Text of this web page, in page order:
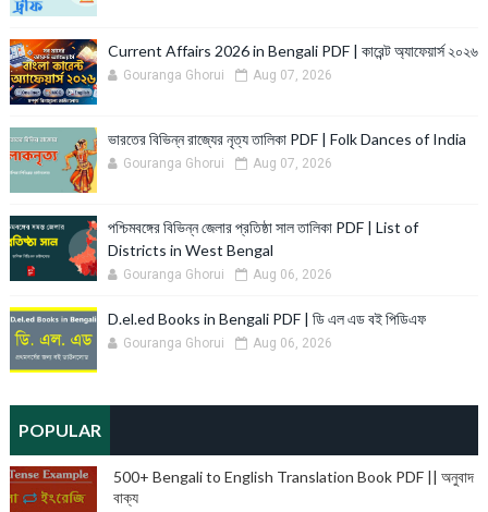
Current Affairs 2026 in Bengali PDF | কারেন্ট অ্যাফেয়ার্স ২০২৬
Gouranga Ghorui Aug 07, 2026
ভারতের বিভিন্ন রাজ্যের নৃত্য তালিকা PDF | Folk Dances of India
Gouranga Ghorui Aug 07, 2026
পশ্চিমবঙ্গের বিভিন্ন জেলার প্রতিষ্ঠা সাল তালিকা PDF | List of
Districts in West Bengal
Gouranga Ghorui Aug 06, 2026
D.el.ed Books in Bengali PDF | ডি এল এড বই পিডিএফ
Gouranga Ghorui Aug 06, 2026
POPULAR
500+ Bengali to English Translation Book PDF || অনুবাদ
বাক্য